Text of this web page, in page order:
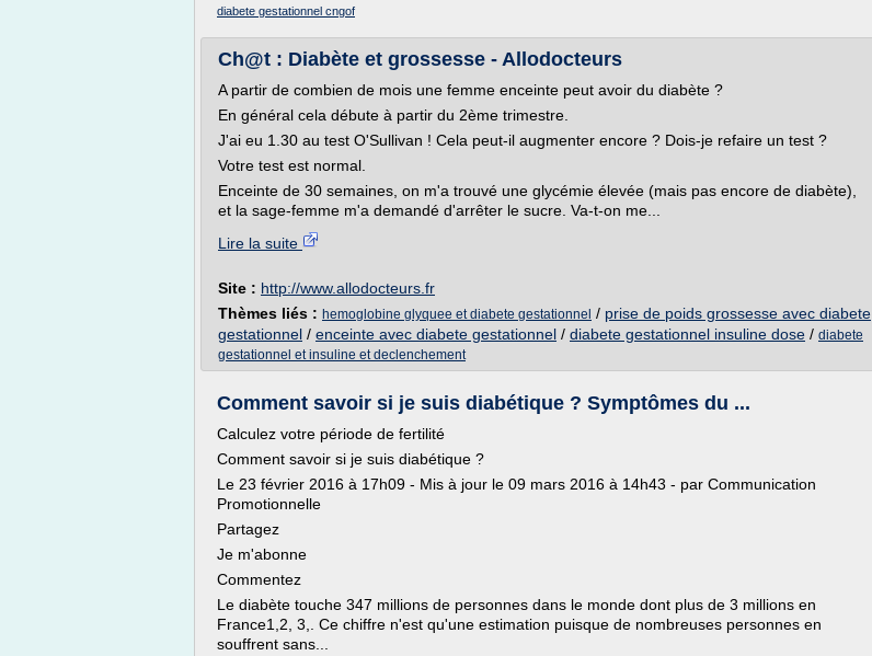
diabete gestationnel cngof
Ch@t : Diabète et grossesse - Allodocteurs
A partir de combien de mois une femme enceinte peut avoir du diabète ?
En général cela débute à partir du 2ème trimestre.
J'ai eu 1.30 au test O'Sullivan ! Cela peut-il augmenter encore ? Dois-je refaire un test ?
Votre test est normal.
Enceinte de 30 semaines, on m'a trouvé une glycémie élevée (mais pas encore de diabète),
et la sage-femme m'a demandé d'arrêter le sucre. Va-t-on me...
Lire la suite
Site : http://www.allodocteurs.fr
Thèmes liés : hemoglobine glyquee et diabete gestationnel / prise de poids grossesse avec diabete
gestationnel / enceinte avec diabete gestationnel / diabete gestationnel insuline dose / diabete
gestationnel et insuline et declenchement
Comment savoir si je suis diabétique ? Symptômes du ...
Calculez votre période de fertilité
Comment savoir si je suis diabétique ?
Le 23 février 2016 à 17h09 - Mis à jour le 09 mars 2016 à 14h43 - par Communication
Promotionnelle
Partagez
Je m'abonne
Commentez
Le diabète touche 347 millions de personnes dans le monde dont plus de 3 millions en
France1,2, 3,. Ce chiffre n'est qu'une estimation puisque de nombreuses personnes en
souffrent sans...